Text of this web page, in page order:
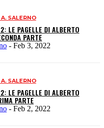
SALERNO
LE PAGELLE DI ALBERTO
PARTE
- Feb 3, 2022
SALERNO
LE PAGELLE DI ALBERTO
PARTE
- Feb 2, 2022